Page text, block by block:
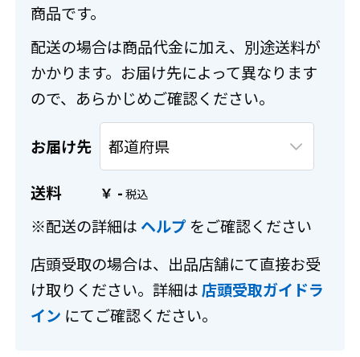
商品です。
配送の場合は商品代金に加え、別途送料が
かかります。お届け先によって異なります
ので、あらかじめご確認ください。
お届け先
送料 ￥ -
※配送の詳細は ヘルプ をご確認ください
店頭受取の場合は、出品店舗にて直接お受
け取りください。詳細は店頭受取ガイドラ
イン にてご確認ください。